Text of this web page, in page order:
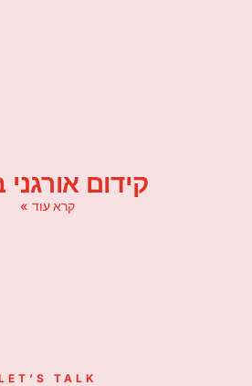
קידום אורגני
קרא עוד »
TALK